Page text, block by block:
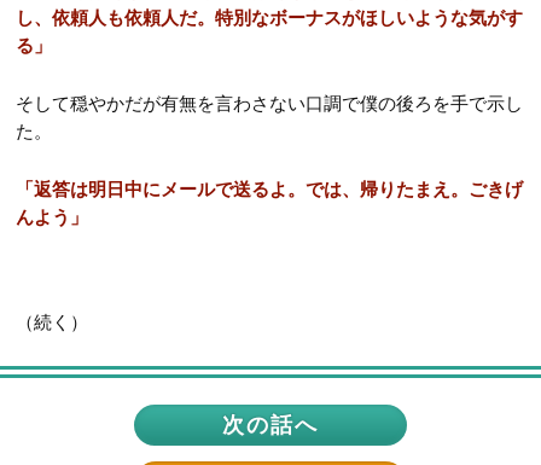
し、依頼人も依頼人だ。特別なボーナスがほしいような気がす
る」
そして穏やかだが有無を言わさない口調で僕の後ろを手で示し
た。
「返答は明日中にメールで送るよ。では、帰りたまえ。ごきげ
んよう」
（続く）
次の話へ